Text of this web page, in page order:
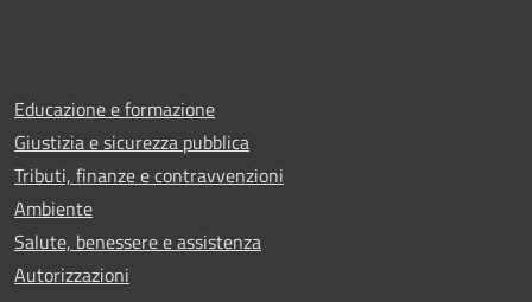
Educazione e formazione
Giustizia e sicurezza pubblica
Tributi, finanze e contravvenzioni
Ambiente
Salute, benessere e assistenza
Autorizzazioni